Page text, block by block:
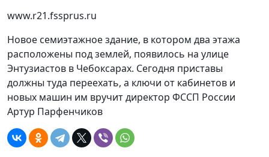
www.r21.fssprus.ru
Новое семиэтажное здание, в котором два этажа
расположены под землей, появилось на улице
Энтузиастов в Чебоксарах. Сегодня приставы
должны туда переехать, а ключи от кабинетов и
новых машин им вручит директор ФССП России
Артур Парфенчиков